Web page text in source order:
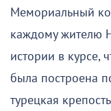
Мемориальный
каждому жителю
истории в курсе,
была построена
турецкая